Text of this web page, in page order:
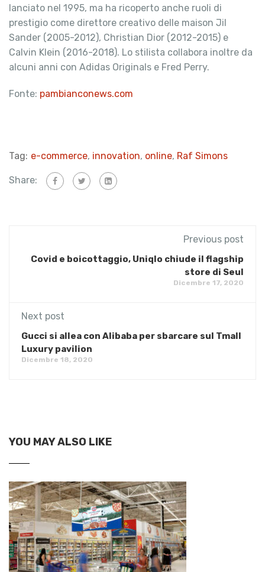
lanciato nel 1995, ma ha ricoperto anche ruoli di
prestigio come direttore creativo delle maison Jil
Sander (2005-2012), Christian Dior (2012-2015) e
Calvin Klein (2016-2018). Lo stilista collabora inoltre da
alcuni anni con Adidas Originals e Fred Perry.
Fonte: pambianconews.com
Tag: e-commerce, innovation, online, Raf Simons
Share:
Previous post
Covid e boicottaggio, Uniqlo chiude il flagship
store di Seul
Dicembre 17, 2020
Next post
Gucci si allea con Alibaba per sbarcare sul Tmall
Luxury pavilion
Dicembre 18, 2020
YOU MAY ALSO LIKE